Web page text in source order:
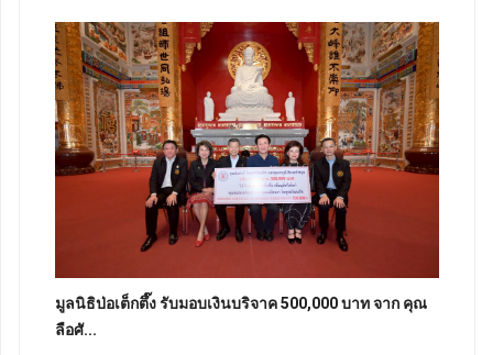
มูลนิธิป่อเต็กตึ๊ง รับมอบเงินบริจาค 500,000 บาท จาก คุณ
ลือศั...